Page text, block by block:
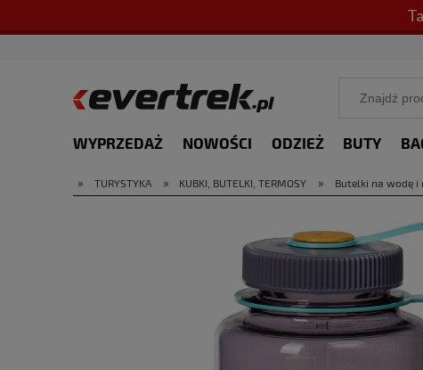
WYPRZEDAŻ NOWOŚCI ODZIEŻ BUTY
» TURYSTYKA » KUBKI, BUTELKI, TERMOSY » Butelki na wodę i